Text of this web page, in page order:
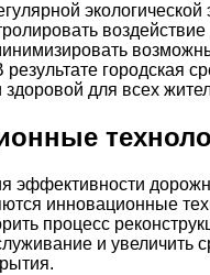
экологической
городская
здоровой для всех
эффективности
инновационные
процесс
и увеличить